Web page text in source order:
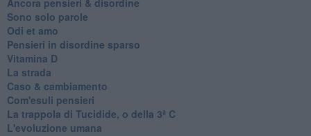
Sono solo parole
Odi et amo
Pensieri in disordine sparso
Vitamina D
La strada
Caso & cambiamento
Com'esuli pensieri
La trappola di Tucidide, o della 3ª C
L'evoluzione umana